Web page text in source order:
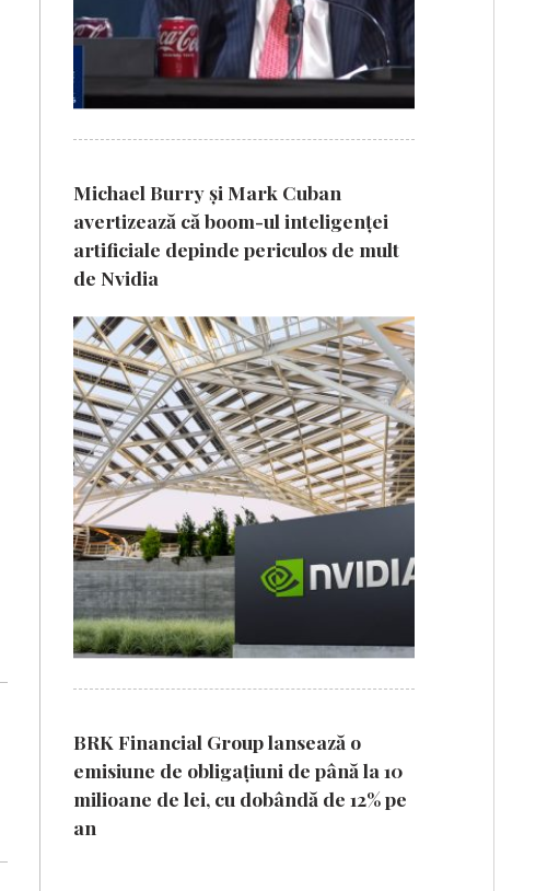
Michael Burry și Mark Cuban
avertizează că boom-ul inteligenței
artificiale depinde periculos de mult
de Nvidia
BRK Financial Group lansează o
emisiune de obligațiuni de până la 10
milioane de lei, cu dobândă de 12% pe
an